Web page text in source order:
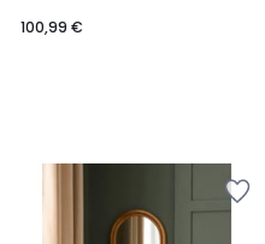
100,99 €